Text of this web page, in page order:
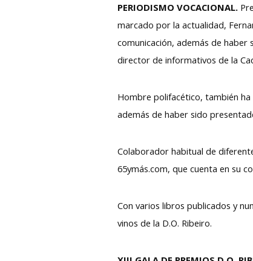
PERIODISMO VOCACIONAL.
marcado por la actualidad,
comunicación, además de
director de informativos de la
Hombre polifacético, también ha
además de haber sido
Colaborador habitual de
65ymás.com, que cuenta en su
Con varios libros publicados y
vinos de la D.O. Ribeiro.